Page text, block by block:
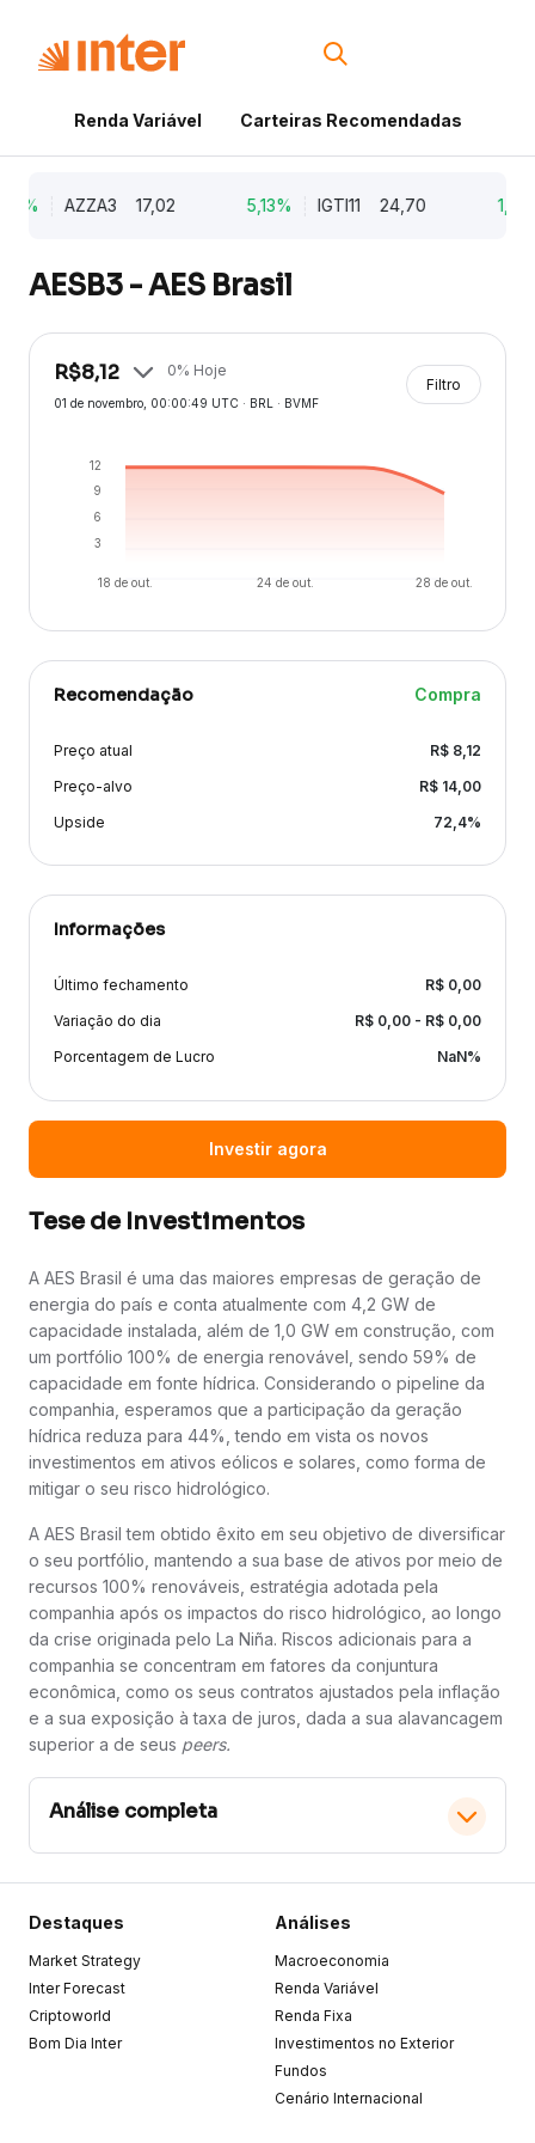
Renda Variável Carteiras Recomendadas
AZZA3 17,02 5,13% IGTI11 24,70
AESB3 - AES Brasil
R$8,12 0% Hoje
01 de novembro , 00:00:49 UTC · BRL · BVMF
Filtro
18 de out. 24 de out. 28 de out.
3
6
9
12
Recomendação Compra
Preço atual R$ 8,12
Preço-alvo
R$ 14,00
Upside
72,4%
Informações
Último fechamento R$ 0,00
Variação do dia R$ 0,00- R$ 0,00
Porcentagem de Lucro
NaN%
Investir agora
Tese de Investimentos
A AES Brasil é uma das maiores empresas de geração de
energia do país e conta atualmente com 4,2 GW de
capacidade instalada, além de 1,0 GW em construção, com
um portfólio 100% de energia renovável, sendo 59% de
capacidade em fonte hídrica. Considerando o pipeline da
companhia, esperamos que a participação da geração
hídrica reduza para 44%, tendo em vista os novos
investimentos em ativos eólicos e solares, como forma de
mitigar o seu risco hidrológico.
A AES Brasil tem obtido êxito em seu objetivo de diversificar
o seu portfólio, mantendo a sua base de ativos por meio de
recursos 100% renováveis, estratégia adotada pela
companhia após os impactos do risco hidrológico, ao longo
da crise originada pelo La Niña. Riscos adicionais para a
companhia se concentram em fatores da conjuntura
econômica, como os seus contratos ajustados pela inflação
e a sua exposição à taxa de juros, dada a sua alavancagem
superior a de seus peers.
Análise completa
2T23.pdf
Resultados positivos no 2T
A AES Brasil apresentou um resultado positivo no 2T23,
com aumento da Margem Líquida e EBITDA em
decorrência do início faseado da operação comercial
de Tucano, incorporação dos complexos eólicos no
fim de 2022 e elevação do preço médio de venda e
Destaques
Market Strategy
Inter Forecast
Criptoworld
Bom Dia Inter
Análises
Macroeconomia
Renda Variável
Renda Fixa
Investimentos no Exterior
Fundos
Cenário Internacional